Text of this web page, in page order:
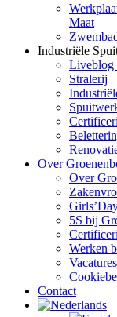
Maat
Industriële
Liveblog
Stralerij
Over
Over
5S bij
Werken
Vacatures
Contact